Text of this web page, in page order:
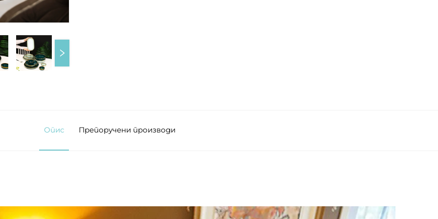
Опис Препоручени производи